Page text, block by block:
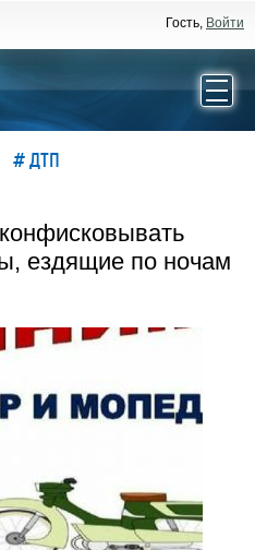
Гость, Войти
# ДТП
ездящие по ночам